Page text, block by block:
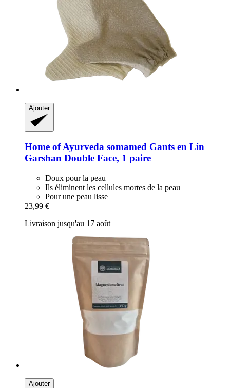
Ajouter
Home of Ayurveda somamed Gants en Lin
Garshan Double Face, 1 paire
Doux pour la peau
Ils éliminent les cellules mortes de la peau
Pour une peau lisse
23,99 €
Livraison jusqu'au 17 août
Ajouter